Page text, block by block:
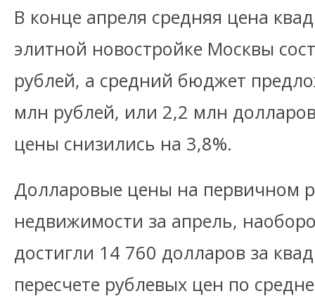
В конце апреля средняя цена
элитной новостройке Москвы
рублей, а средний бюджет
млн рублей, или 2,2 млн
цены снизились на 3,8%.
Долларовые цены на первичном
недвижимости за апрель,
достигли 14 760 долларов за
пересчете рублевых цен по